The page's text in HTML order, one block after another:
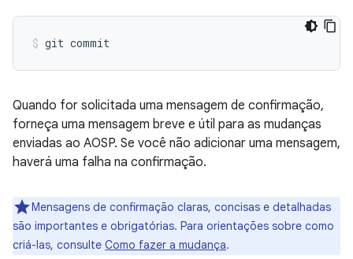
Quando for solicitada uma mensagem de confirmação,
forneça uma mensagem breve e útil para as mudanças
enviadas ao AOSP. Se você não adicionar uma mensagem,
haverá uma falha na confirmação.
Mensagens de confirmação claras, concisas e detalhadas
são importantes e obrigatórias. Para orientações sobre como
criá-las, consulte Como fazer a mudança.